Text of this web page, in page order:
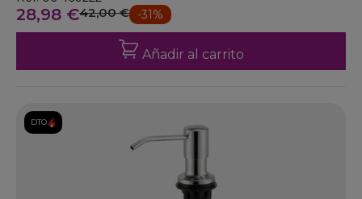
28,98 €42,00 € -31%
Añadir al carrito
DTO.